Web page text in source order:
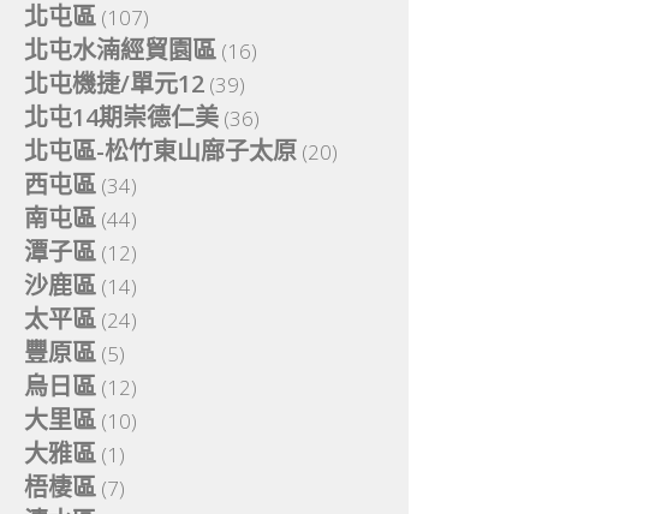
北屯區 (107)
北屯水湳經貿園區 (16)
北屯機捷/單元12 (39)
北屯14期崇德仁美 (36)
北屯區-松竹東山廍子太原 (20)
西屯區 (34)
南屯區 (44)
潭子區 (12)
沙鹿區 (14)
太平區 (24)
豐原區 (5)
烏日區 (12)
大里區 (10)
大雅區 (1)
梧棲區 (7)